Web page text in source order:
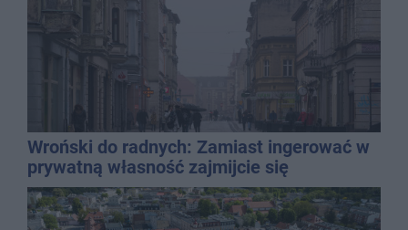
Wroński do radnych: Zamiast ingerować w
prywatną własność zajmijcie się
gospodarką